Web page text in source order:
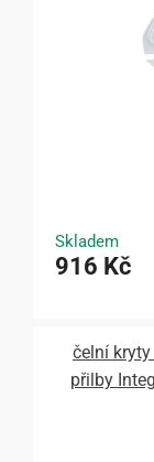
Skladem
916 Kč
čelní
přilby